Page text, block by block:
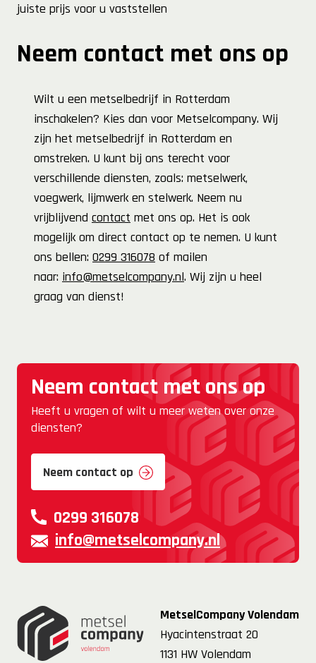
juiste prijs voor u vaststellen
Neem contact met ons op
Wilt u een metselbedrijf in Rotterdam
inschakelen? Kies dan voor Metselcompany. Wij
zijn het metselbedrijf in Rotterdam en
omstreken. U kunt bij ons terecht voor
verschillende diensten, zoals: metselwerk,
voegwerk, lijmwerk en stelwerk. Neem nu
vrijblijvend contact met ons op. Het is ook
mogelijk om direct contact op te nemen. U kunt
ons bellen: 0299 316078 of mailen
naar: info@metselcompany.nl. Wij zijn u heel
graag van dienst!
Neem contact met ons op
Heeft u vragen of wilt u meer weten over onze
diensten?
Neem contact op
0299 316078
info@metselcompany.nl
MetselCompany Volendam
Hyacintenstraat 20
1131 HW Volendam